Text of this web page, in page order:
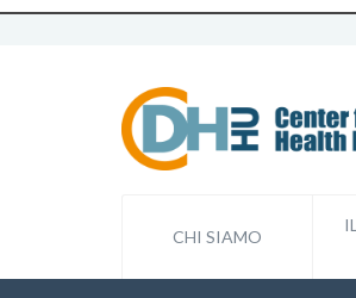
CHI SIAMO